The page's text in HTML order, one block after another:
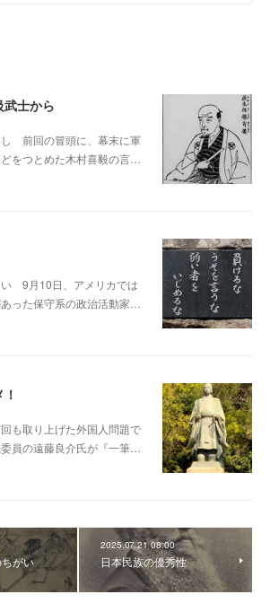
士から
前回の冒頭に、幕末に軍
をつとめた木村喜毅の言…
い 9月10日、アメリカでは
った保守系の政治活動家…
も取り上げた外国人問題で
員の遠藤良介氏が『一筆…
がい
2025.07.21 08:00
日本民族の優秀性